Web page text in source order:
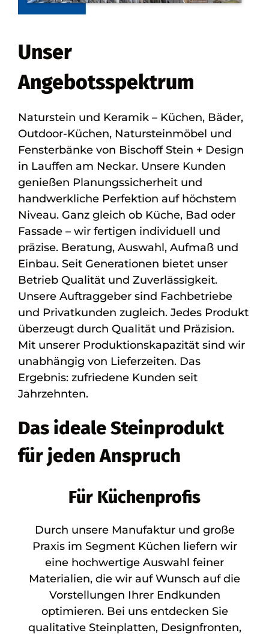
Unser
Angebotsspektrum
Naturstein und Keramik – Küchen, Bäder,
Outdoor-Küchen, Natursteinmöbel und
Fensterbänke von Bischoff Stein + Design
in Lauffen am Neckar. Unsere Kunden
genießen Planungssicherheit und
handwerkliche Perfektion auf höchstem
Niveau. Ganz gleich ob Küche, Bad oder
Fassade – wir fertigen individuell und
präzise. Beratung, Auswahl, Aufmaß und
Einbau. Seit Generationen bietet unser
Betrieb Qualität und Zuverlässigkeit.
Unsere Auftraggeber sind Fachbetriebe
und Privatkunden zugleich. Jedes Produkt
überzeugt durch Qualität und Präzision.
Mit unserer Produktionskapazität sind wir
unabhängig von Lieferzeiten. Das
Ergebnis: zufriedene Kunden seit
Jahrzehnten.
Das ideale Steinprodukt
für jeden Anspruch
Für Küchenprofis
Durch unsere Manufaktur und große
Praxis im Segment Küchen liefern wir
eine hochwertige Auswahl feiner
Materialien, die wir auf Wunsch auf die
Vorstellungen Ihrer Endkunden
optimieren. Bei uns entdecken Sie
qualitative Steinplatten, Designfronten,